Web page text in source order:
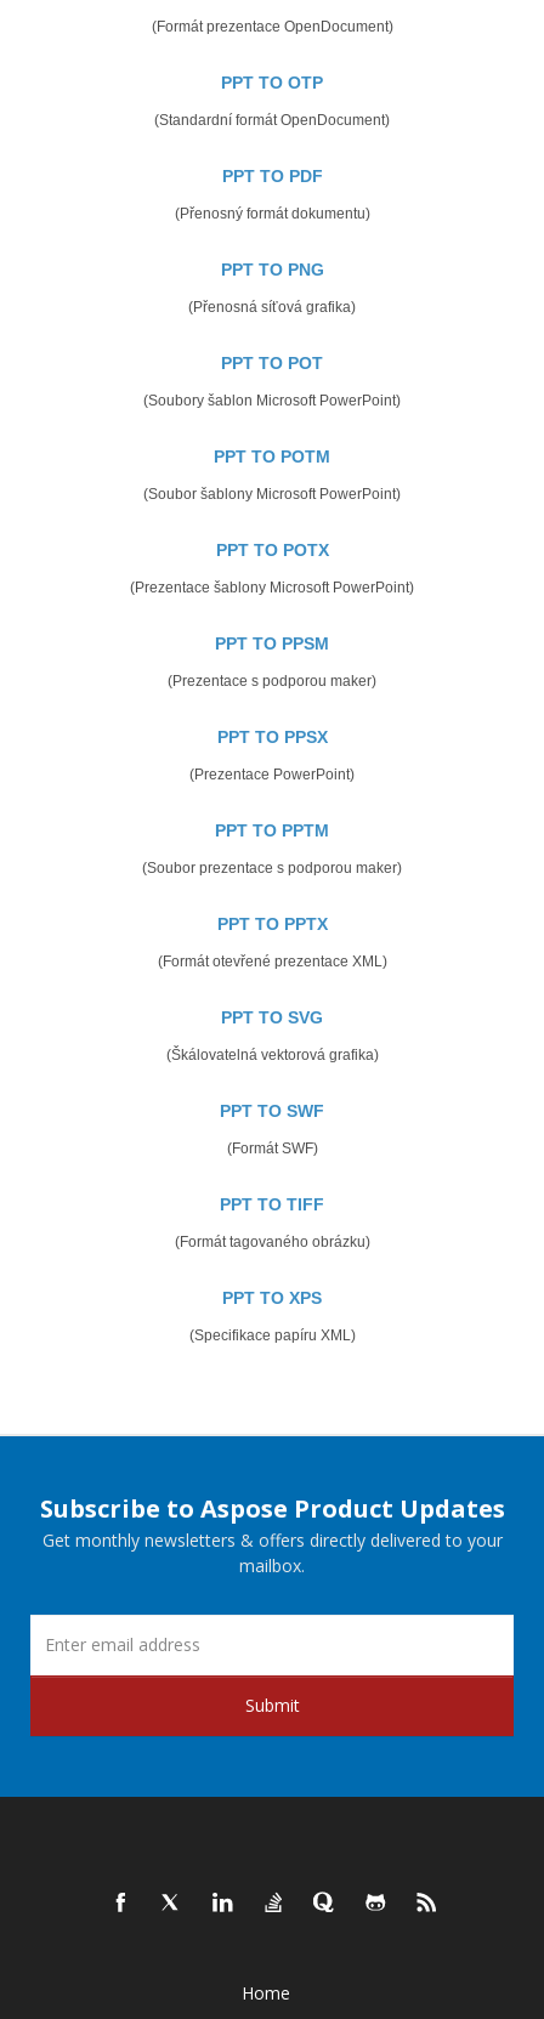
(Formát prezentace OpenDocument)
PPT TO OTP
(Standardní formát OpenDocument)
PPT TO PDF
(Přenosný formát dokumentu)
PPT TO PNG
(Přenosná síťová grafika)
PPT TO POT
(Soubory šablon Microsoft PowerPoint)
PPT TO POTM
(Soubor šablony Microsoft PowerPoint)
PPT TO POTX
(Prezentace šablony Microsoft PowerPoint)
PPT TO PPSM
(Prezentace s podporou maker)
PPT TO PPSX
(Prezentace PowerPoint)
PPT TO PPTM
(Soubor prezentace s podporou maker)
PPT TO PPTX
(Formát otevřené prezentace XML)
PPT TO SVG
(Škálovatelná vektorová grafika)
PPT TO SWF
(Formát SWF)
PPT TO TIFF
(Formát tagovaného obrázku)
PPT TO XPS
(Specifikace papíru XML)
Subscribe to Aspose Product Updates
Get monthly newsletters & offers directly delivered to your
mailbox.
Submit
Home